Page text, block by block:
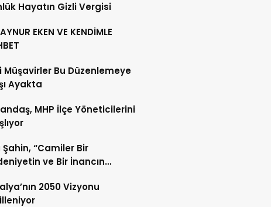
Hayatın Gizli Vergisi
EKEN VE KENDİMLE
Müşavirler Bu Düzenlemeye
Ayakta
MHP İlçe Yöneticilerini
Şahin, “Camiler Bir
ve Bir İnancın
2050 Vizyonu